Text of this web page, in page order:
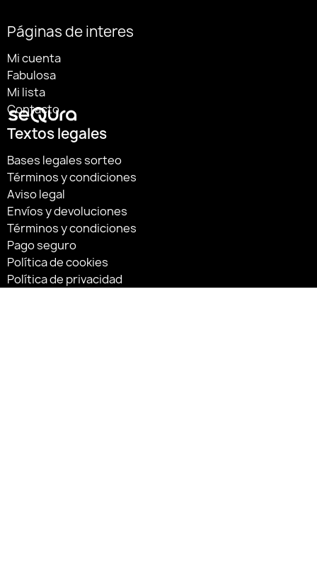
Páginas de interes
Mi cuenta
Fabulosa
Mi lista
Contacto
Textos legales
Bases legales sorteo
Términos y condiciones
Aviso legal
Envíos y devoluciones
Términos y condiciones
Pago seguro
Política de cookies
Política de privacidad